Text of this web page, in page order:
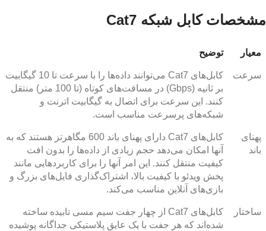
مشخصات کابل شبکه Cat7
معیار توضیح
سرعت
کابل‌های Cat7 می‌توانند داده‌ها را با سرعت تا 10 گیگابیت
بر ثانیه (Gbps) در مسافت‌های کوتاه (تا 100 متر) منتقل
کنند. این سرعت برای اتصال به گیگابیت اترنت و
شبکه‌های پرسرعت مناسب است.
پهنای
باند
کابل‌های Cat7 دارای پهنای باند 600 مگاهرتز هستند که به
آنها امکان می‌دهد حجم زیادی از داده‌ها را بدون افت
کیفیت منتقل کنند. این امر آنها را برای کاربردهایی مانند
پخش ویدئو با کیفیت بالا، اشتراک‌گذاری فایل‌های بزرگ و
بازی‌های آنلاین مناسب می‌کند.
ساختار
کابل‌های Cat7 از چهار جفت سیم مسی تابیده ساخته
شده‌اند که هر جفت با یک عایق پلاستیکی جداگانه پوشیده